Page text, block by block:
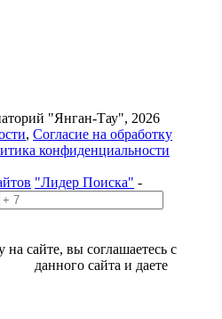
"Янган-Тау", 2026
, Согласие на обработку
конфиденциальности
"Лидер Поиска" -
сайте, вы соглашаетесь с
данного сайта и даете